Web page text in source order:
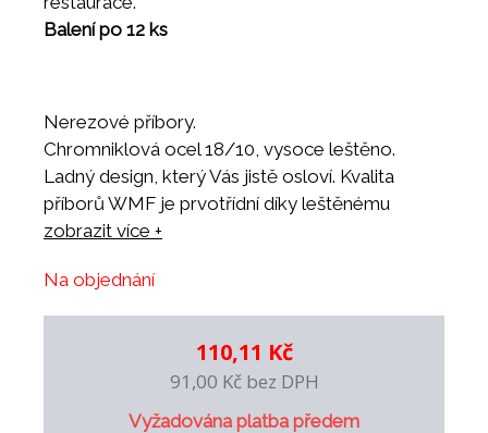
Balení po 12 ks
Nerezové příbory.
Chromniklová ocel 18/10, vysoce leštěno.
Ladný design, který Vás jistě osloví. Kvalita
příborů WMF je prvotřídní díky leštěnému
Cromarganu® - ušlechtilé nerezové oceli
SIGNUM jsou tvarově stabilní, odolné, vhodné
do myčky a ideální do hotelového provozu či
zobrazit více +
Na objednání
110,11 Kč
91,00 Kč bez DPH
Vyžadována platba předem